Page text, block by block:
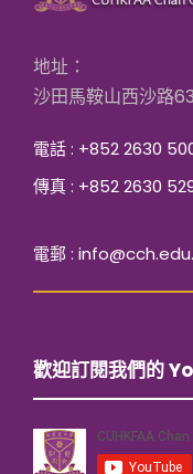
地址：
沙田馬鞍山西沙路
電話 : +852 2630
傳真 : +852 2630
電郵 :
歡迎訂閱我們的